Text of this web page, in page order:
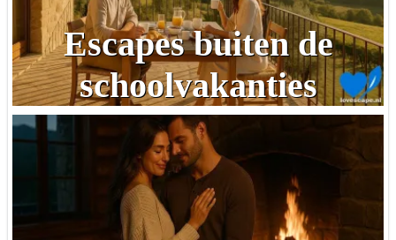
Escapes buiten de
schoolvakanties